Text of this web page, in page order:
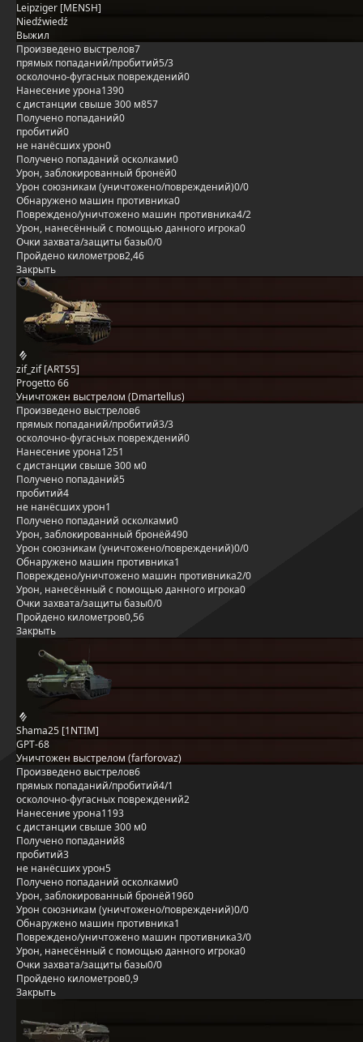
Leipziger [MENSH]
Niedźwiedź
Выжил
Произведено выстрелов7
прямых попаданий/пробитий5/3
осколочно-фугасных повреждений0
Нанесение урона1390
с дистанции свыше 300 м857
Получено попаданий0
пробитий0
не нанёсших урон0
Получено попаданий осколками0
Урон, заблокированный бронёй0
Урон союзникам (уничтожено/повреждений)0/0
Обнаружено машин противника0
Повреждено/уничтожено машин противника4/2
Урон, нанесённый с помощью данного игрока0
Очки захвата/защиты базы0/0
Пройдено километров2,46
Закрыть
zif_zif [ART55]
Progetto 66
Уничтожен выстрелом (Dmartellus)
Произведено выстрелов6
прямых попаданий/пробитий3/3
осколочно-фугасных повреждений0
Нанесение урона1251
с дистанции свыше 300 м0
Получено попаданий5
пробитий4
не нанёсших урон1
Получено попаданий осколками0
Урон, заблокированный бронёй490
Урон союзникам (уничтожено/повреждений)0/0
Обнаружено машин противника1
Повреждено/уничтожено машин противника2/0
Урон, нанесённый с помощью данного игрока0
Очки захвата/защиты базы0/0
Пройдено километров0,56
Закрыть
Shama25 [1NTIM]
GPT-68
Уничтожен выстрелом (farforovaz)
Произведено выстрелов6
прямых попаданий/пробитий4/1
осколочно-фугасных повреждений2
Нанесение урона1193
с дистанции свыше 300 м0
Получено попаданий8
пробитий3
не нанёсших урон5
Получено попаданий осколками0
Урон, заблокированный бронёй1960
Урон союзникам (уничтожено/повреждений)0/0
Обнаружено машин противника1
Повреждено/уничтожено машин противника3/0
Урон, нанесённый с помощью данного игрока0
Очки захвата/защиты базы0/0
Пройдено километров0,9
Закрыть